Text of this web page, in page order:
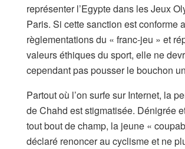
représenter l’Egypte dans les Jeux
Paris. Si cette sanction est conforme
règlementations du « franc-jeu » et
valeurs éthiques du sport, elle ne
cependant pas pousser le bouchon
Partout où l’on surfe sur Internet, la
de Chahd est stigmatisée. Dénigrée
tout bout de champ, la jeune «
déclaré renoncer au cyclisme et ne